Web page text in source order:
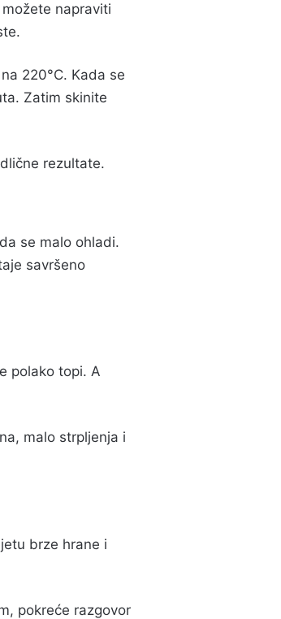
napraviti
220°C. Kada se
Zatim skinite
rezultate.
se malo ohladi.
savršeno
polako topi. A
malo strpljenja i
brze hrane i
pokreće razgovor